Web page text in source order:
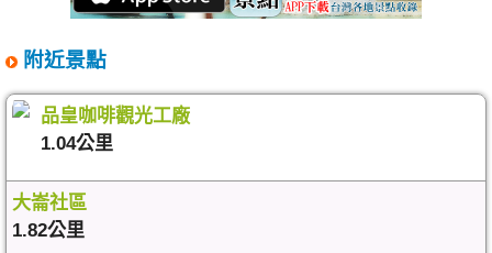
附近景點
品皇咖啡觀光工廠
1.04公里
大崙社區
1.82公里